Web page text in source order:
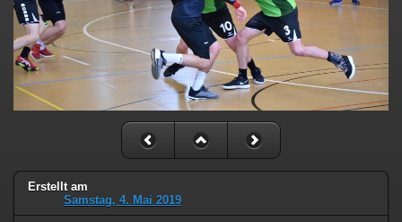
Erstellt am
Samstag, 4. Mai 2019